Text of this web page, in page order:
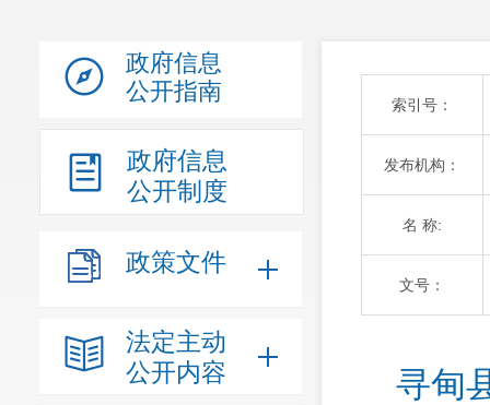
政府信息
公开指南
政府信息
公开制度
政策文件
法定主动
公开内容
索引号：
发布机构：
名 称:
文号：
寻甸